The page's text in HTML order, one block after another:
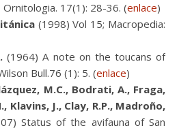
17(1): 28-36. (enlace)
(1998) Vol 15; Macropedia:
(1964) A note on the toucans of
Bull.76 (1): 5. (enlace)
M.C., Bodrati, A., Fraga,
Klavins, J., Clay, R.P., Madroño,
Status of the avifauna of San